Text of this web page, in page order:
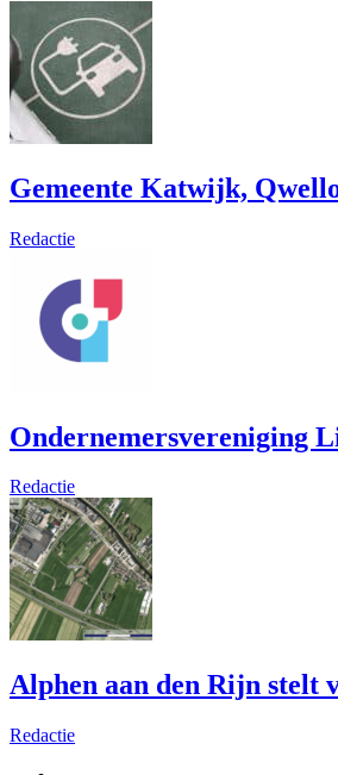
Gemeente Katwijk,
Redactie
Ondernemersvereniging
Redactie
Alphen aan den Rijn stelt
Redactie